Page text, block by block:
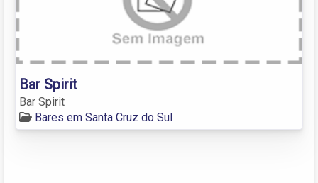
Bar Spirit
Bar Spirit
Bares em Santa Cruz do Sul